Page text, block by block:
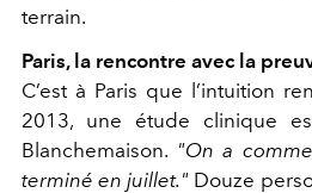
terrain.
Paris, la rencontre avec la
C’est à Paris que l’intuition
2013, une étude clinique
Blanchemaison. "On a
terminé en juillet." Douze